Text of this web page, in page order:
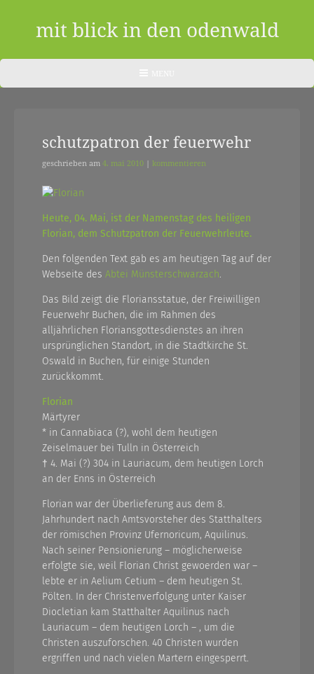
mit blick in den odenwald
blog
dem
odenwald
zwischendurch
nebenher…
schutzpatron der feuerwehr
geschrieben am 4. mai 2010 | kommentieren
Heute, 04. Mai, ist der Namenstag des heiligen
Florian, dem Schutzpatron der Feuerwehrleute.
Den folgenden Text gab es am heutigen Tag auf der
Webseite des Abtei Münsterschwarzach.
Das Bild zeigt die Floriansstatue, der Freiwilligen
Feuerwehr Buchen, die im Rahmen des
alljährlichen Floriansgottesdienstes an ihren
ursprünglichen Standort, in die Stadtkirche St.
Oswald in Buchen, für einige Stunden
zurückkommt.
Florian
Märtyrer
* in Cannabiaca (?), wohl dem heutigen
Zeiselmauer bei Tulln in Österreich
† 4. Mai (?) 304 in Lauriacum, dem heutigen Lorch
an der Enns in Österreich
Florian war der Überlieferung aus dem 8.
Jahrhundert nach Amtsvorsteher des Statthalters
der römischen Provinz Ufernoricum, Aquilinus.
Nach seiner Pensionierung – möglicherweise
erfolgte sie, weil Florian Christ gewoerden war –
lebte er in Aelium Cetium – dem heutigen St.
Pölten. In der Christenverfolgung unter Kaiser
Diocletian kam Statthalter Aquilinus nach
Lauriacum – dem heutigen Lorch – , um die
Christen auszuforschen. 40 Christen wurden
ergriffen und nach vielen Martern eingesperrt.